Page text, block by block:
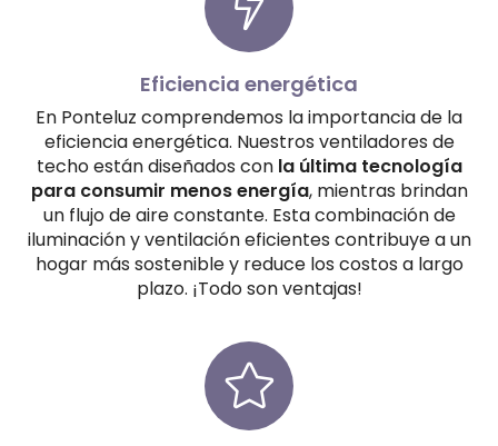
Eficiencia energética
En Ponteluz comprendemos la importancia de la
eficiencia energética. Nuestros ventiladores de
techo están diseñados con la última tecnología
para consumir menos energía, mientras brindan
un flujo de aire constante. Esta combinación de
iluminación y ventilación eficientes contribuye a un
hogar más sostenible y reduce los costos a largo
plazo. ¡Todo son ventajas!